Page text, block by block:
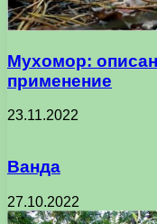
Мухомор:
применение
23.11.2022
Ванда
27.10.2022